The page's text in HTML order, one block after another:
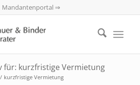
Mandantenportal ⇒
für: kurzfristige Vermietung
/ kurzfristige Vermietung